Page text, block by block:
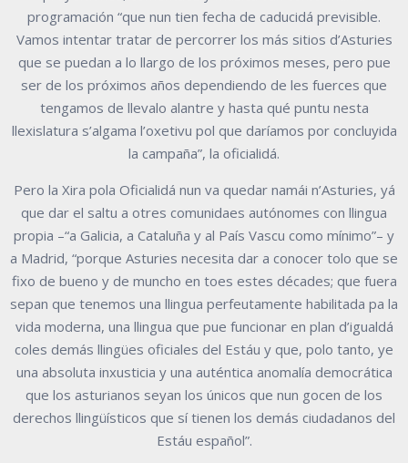
programación “que nun tien fecha de caducidá previsible.
Vamos intentar tratar de percorrer los más sitios d’Asturies
que se puedan a lo llargo de los próximos meses, pero pue
ser de los próximos años dependiendo de les fuerces que
tengamos de llevalo alantre y hasta qué puntu nesta
llexislatura s’algama l’oxetivu pol que daríamos por concluyida
la campaña”, la oficialidá.
Pero la Xira pola Oficialidá nun va quedar namái n’Asturies, yá
que dar el saltu a otres comunidaes autónomes con llingua
propia –“a Galicia, a Cataluña y al País Vascu como mínimo”– y
a Madrid, “porque Asturies necesita dar a conocer tolo que se
fixo de bueno y de muncho en toes estes décades; que fuera
sepan que tenemos una llingua perfeutamente habilitada pa la
vida moderna, una llingua que pue funcionar en plan d’igualdá
coles demás llingües oficiales del Estáu y que, polo tanto, ye
una absoluta inxusticia y una auténtica anomalía democrática
que los asturianos seyan los únicos que nun gocen de los
derechos llingüísticos que sí tienen los demás ciudadanos del
Estáu español”.